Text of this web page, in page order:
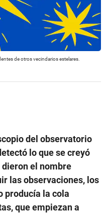
de otros vecindarios estelares.
del observatorio
lo que se creyó
el nombre
las observaciones, los
producía la cola
que empiezan a